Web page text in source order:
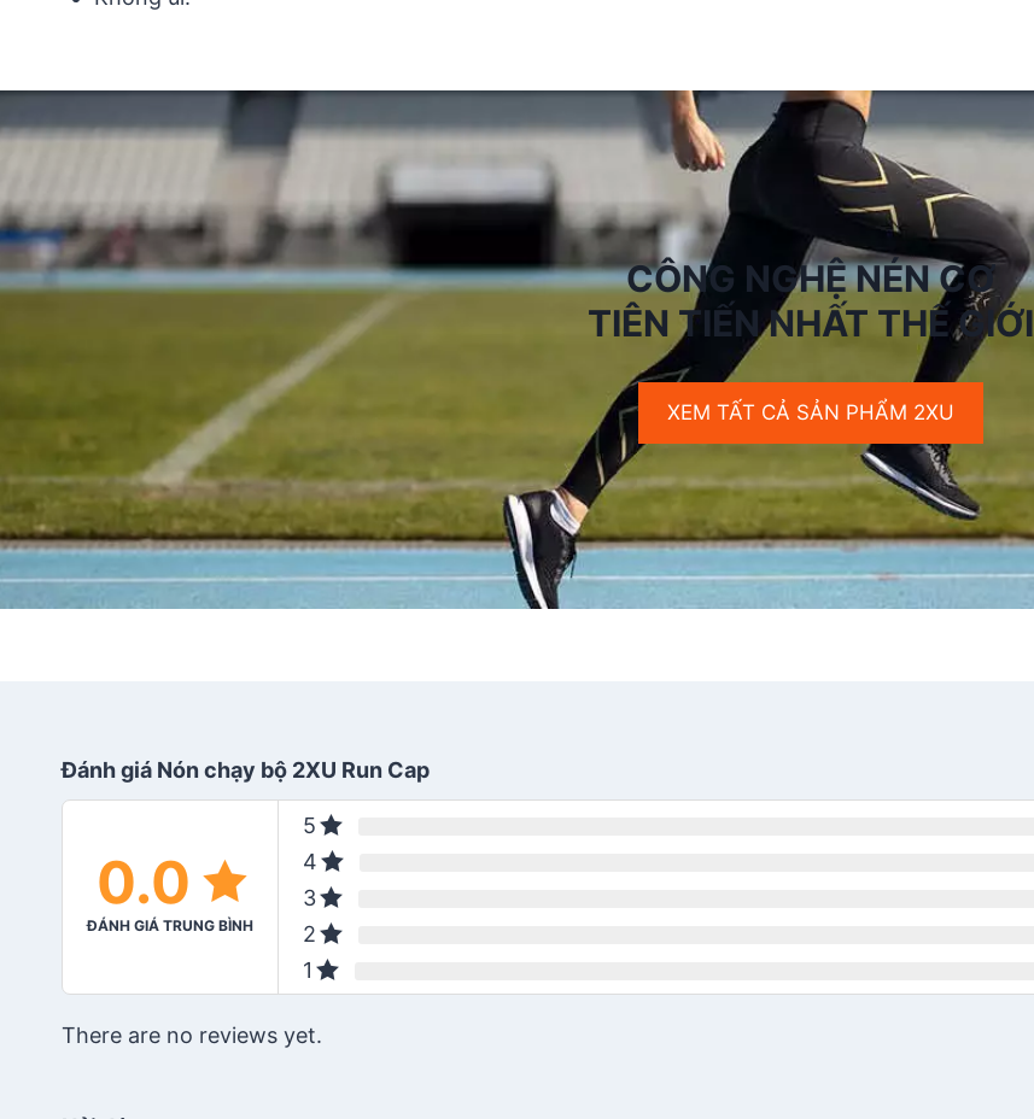
CÔNG NGHỆ NÉN CƠ
TIÊN TIẾN NHẤT THẾ GIỚI
XEM TẤT CẢ SẢN PHẨM 2XU
Đánh giá Nón chạy bộ 2XU Run Cap
0.0
ĐÁNH GIÁ TRUNG BÌNH
5
4
3
2
1
There are no reviews yet.